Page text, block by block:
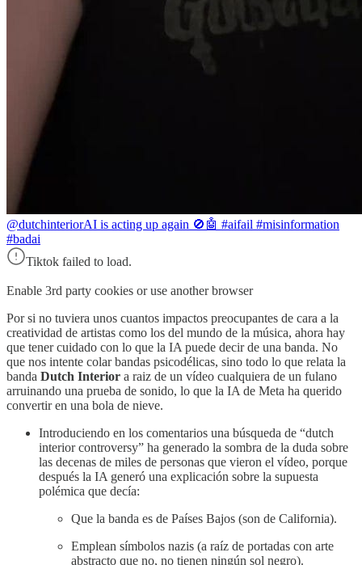
@dutchinteriorAI is acting up again 🚫🤖 #aifail #misinformation
#badai
Tiktok failed to load.
Enable 3rd party cookies or use another browser
Por si no tuviera unos cuantos impactos preocupantes de cara a la
creatividad de artistas como los del mundo de la música, ahora hay
que tener cuidado con lo que la IA puede decir de una banda. No
que nos intente colar bandas psicodélicas, sino todo lo que relata la
banda Dutch Interior a raiz de un vídeo cualquiera de un fulano
arruinando una prueba de sonido, lo que la IA de Meta ha querido
convertir en una bola de nieve.
Introduciendo en los comentarios una búsqueda de “dutch
interior controversy” ha generado la sombra de la duda sobre
las decenas de miles de personas que vieron el vídeo, porque
después la IA generó una explicación sobre la supuesta
polémica que decía:
Que la banda es de Países Bajos (son de California).
Emplean símbolos nazis (a raíz de portadas con arte
abstracto que no, no tienen ningún sol negro).